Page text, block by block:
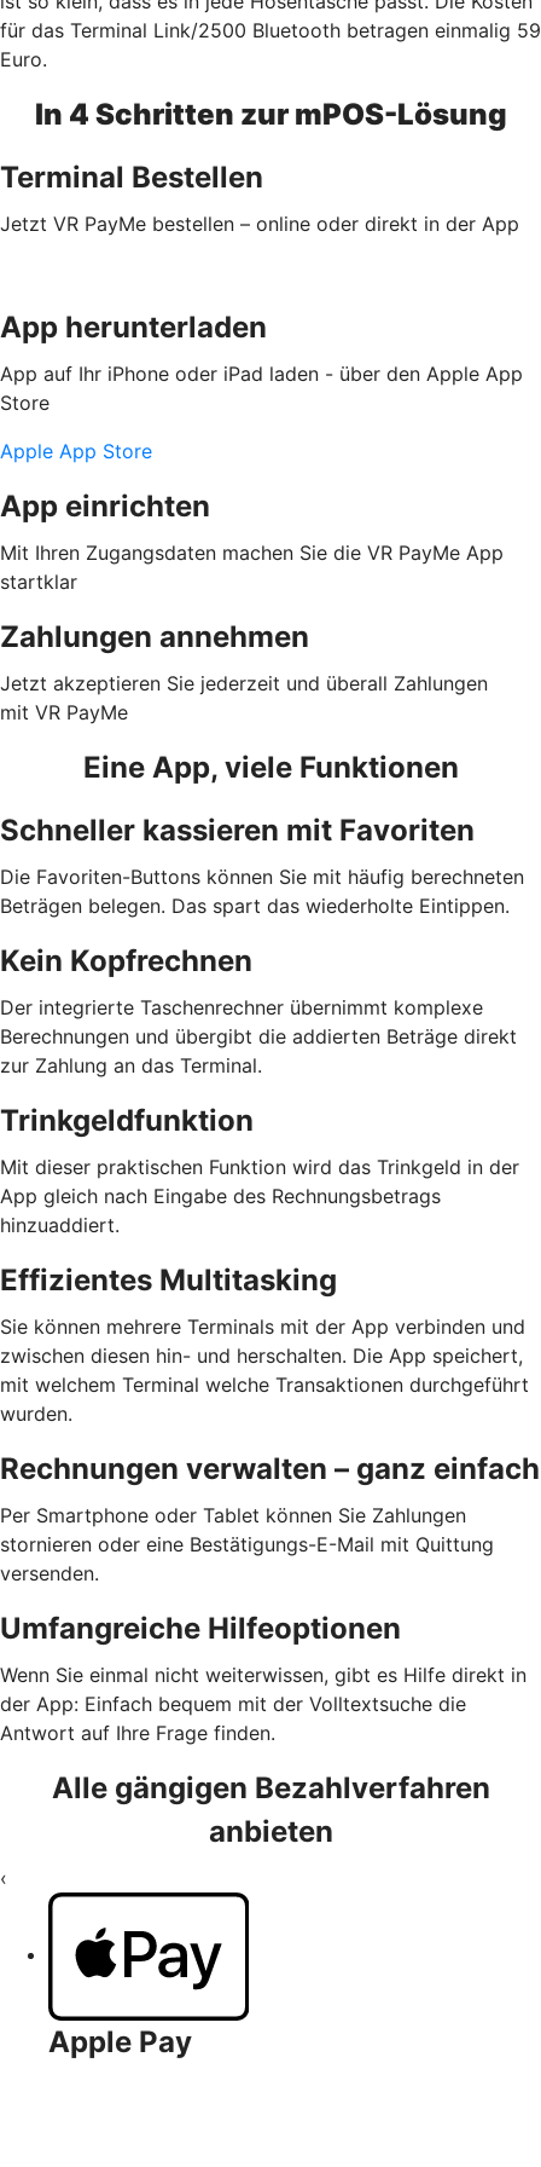
für das Terminal Link/2500 Bluetooth betragen einmalig 59
Euro.
In 4 Schritten zur mPOS-Lösung
Terminal Bestellen
Jetzt VR PayMe bestellen – online oder direkt in der App
App herunterladen
App auf Ihr iPhone oder iPad laden - über den Apple App
Store
Apple App Store
App einrichten
Mit Ihren Zugangsdaten machen Sie die VR PayMe App
startklar
Zahlungen annehmen
Jetzt akzeptieren Sie jederzeit und überall Zahlungen
mit VR PayMe
Eine App, viele Funktionen
Schneller kassieren mit Favoriten
Die Favoriten-Buttons können Sie mit häufig berechneten
Beträgen belegen. Das spart das wiederholte Eintippen.
Kein Kopfrechnen
Der integrierte Taschenrechner übernimmt komplexe
Berechnungen und übergibt die addierten Beträge direkt
zur Zahlung an das Terminal.
Trinkgeldfunktion
Mit dieser praktischen Funktion wird das Trinkgeld in der
App gleich nach Eingabe des Rechnungsbetrags
hinzuaddiert.
Effizientes Multitasking
Sie können mehrere Terminals mit der App verbinden und
zwischen diesen hin- und herschalten. Die App speichert,
mit welchem Terminal welche Transaktionen durchgeführt
wurden.
Rechnungen verwalten – ganz einfach
Per Smartphone oder Tablet können Sie Zahlungen
stornieren oder eine Bestätigungs-E-Mail mit Quittung
versenden.
Umfangreiche Hilfeoptionen
Wenn Sie einmal nicht weiterwissen, gibt es Hilfe direkt in
der App: Einfach bequem mit der Volltextsuche die
Antwort auf Ihre Frage finden.
Alle gängigen Bezahlverfahren
anbieten
‹
Apple Pay